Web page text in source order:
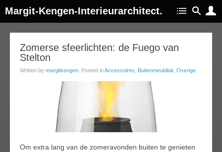
Margit-Kengen-Interieurarchitect.
Zomerse sfeerlichten: de Fuego van
Stelton
Written by margitkengen . Posted inAccessoires Buitenmeubilair, Overige
Om extra lang van de zomeravonden buiten te genieten